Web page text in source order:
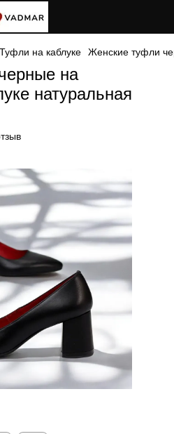
Туфли на каблуке Женские туфли
на
натуральная